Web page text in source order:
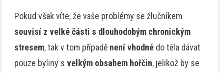
Pokud však víte, že vaše problémy se žlučníkem
souvisí z velké části s dlouhodobým chronickým
stresem, tak v tom případě není vhodné do těla dávat
pouze byliny s velkým obsahem hořčin, jelikož by se